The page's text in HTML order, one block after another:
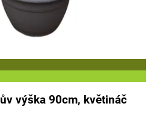
výška 90cm, květináč